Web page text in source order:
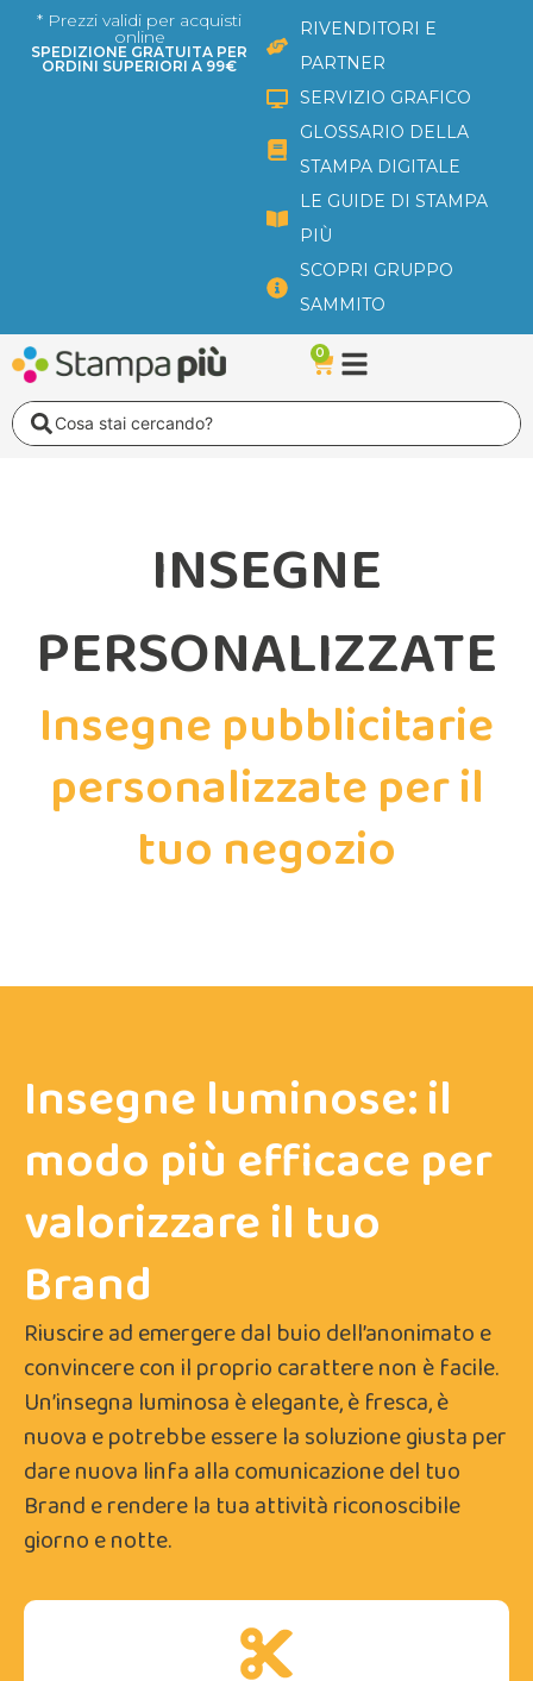
* Prezzi validi per acquisti
online
SPEDIZIONE GRATUITA PER
ORDINI SUPERIORI A 99€
RIVENDITORI E
PARTNER
SERVIZIO GRAFICO
GLOSSARIO DELLA
STAMPA DIGITALE
LE GUIDE DI STAMPA
PIÙ
SCOPRI GRUPPO
SAMMITO
0
Carrello
Search
INSEGNE
PERSONALIZZATE
Insegne pubblicitarie
personalizzate per il
tuo negozio
Insegne luminose: il
modo più efficace per
valorizzare il tuo
Brand
Riuscire ad emergere dal buio dell’anonimato e
convincere con il proprio carattere non è facile.
Un’insegna luminosa è elegante, è fresca, è
nuova e potrebbe essere la soluzione giusta per
dare nuova linfa alla comunicazione del tuo
Brand e rendere la tua attività riconoscibile
giorno e notte.